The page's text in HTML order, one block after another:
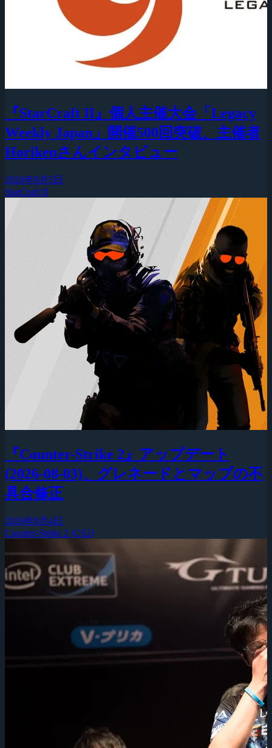
『StarCraft II』個人主催大会「Legacy
Weekly Japan」開催500回突破、主催者
Horikenさんインタビュー
2026年8月5日
StarCraft II
『Counter-Strike 2』アップデート
(2026-08-03)、グレネードとマップの不
具合修正
2026年8月4日
Counter-Strike 2 (CS2)